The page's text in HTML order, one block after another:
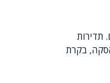
תדירות
בקרת